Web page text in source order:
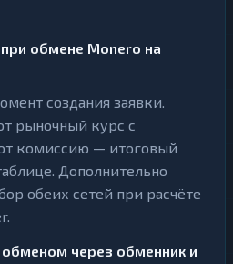
при обмене Monero на
создания заявки.
рыночный курс с
комиссию — итоговый
Дополнительно
обеих сетей при расчёте
через обменник и